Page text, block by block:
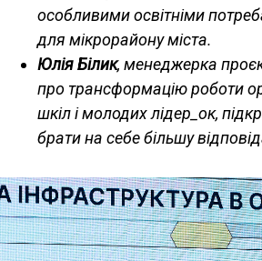
особливими освітніми
для мікрорайону міста.
Юлія Білик, менеджерка
про трансформацію роботи
шкіл і молодих лідер_ок,
брати на себе більшу